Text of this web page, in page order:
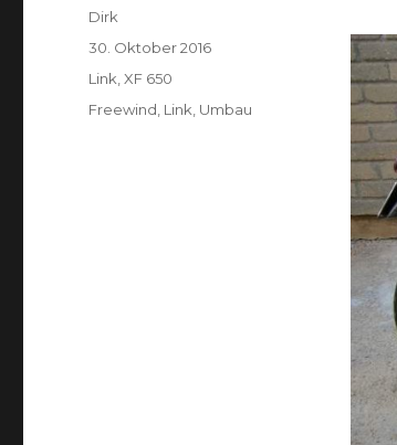
Autor
Dirk
Veröffentlicht
am
30. Oktober 2016
Kategorien
Link ,XF 650
Schlagwörter
Freewind Link Umbau